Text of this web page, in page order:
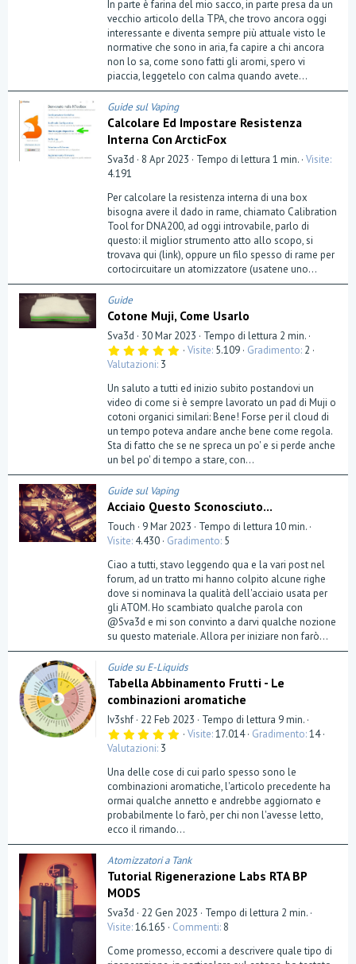
s
t
e
l
l
a
(
e
)
In parte è farina del mio sacco, in parte presa da un
vecchio articolo della TPA, che trovo ancora oggi
interessante e diventa sempre più attuale visto le
normative che sono in aria, fa capire a chi ancora
non lo sa, come sono fatti gli aromi, spero vi
piaccia, leggetelo con calma quando avete...
Guide sul Vaping
Calcolare Ed Impostare Resistenza
Interna Con ArcticFox
Sva3d 8 Apr 2023 Tempo di lettura 1 min. Visite
4.191
Per calcolare la resistenza interna di una box
bisogna avere il dado in rame, chiamato Calibration
Tool for DNA200, ad oggi introvabile, parlo di
questo: il miglior strumento atto allo scopo, si
trovava qui (link), oppure un filo spesso di rame per
cortocircuitare un atomizzatore (usatene uno...
Guide
Cotone Muji, Come Usarlo
Sva3d 30 Mar 2023
Tempo di lettura 2 min.
5
s
e
l
l
a
(
e
)
Visite 5.109 Gradimento 2
Valutazioni 3
Un saluto a tutti ed inizio subito postandovi un
video di come si è sempre lavorato un pad di Muji o
cotoni organici similari: Bene! Forse per il cloud di
un tempo poteva andare anche bene come regola.
Sta di fatto che se ne spreca un po' e si perde anche
un bel po' di tempo a stare, con...
Guide sul Vaping
Acciaio Questo Sconosciuto...
Touch 9 Mar 2023
Tempo di lettura 10 min.
Visite 4.430 Gradimento 5
Ciao a tutti, stavo leggendo qua e la vari post nel
forum, ad un tratto mi hanno colpito alcune righe
dove si nominava la qualità dell'acciaio usata per
gli ATOM. Ho scambiato qualche parola con
@Sva3d e mi son convinto a darvi qualche nozione
su questo materiale. Allora per iniziare non farò...
Guide su E-Liquids
Tabella Abbinamento Frutti - Le
combinazioni aromatiche
Iv3shf 22 Feb 2023
Tempo di lettura 9 min.
5
0
s
t
e
l
l
(
e
)
Visite 17.014 Gradimento 14
Valutazioni 3
Una delle cose di cui parlo spesso sono le
combinazioni aromatiche, l'articolo precedente ha
ormai qualche annetto e andrebbe aggiornato e
probabilmente lo farò, per chi non l'avesse letto,
ecco il rimando...
Atomizzatori a Tank
Tutorial Rigenerazione Labs RTA BP
MODS
Sva3d 22 Gen 2023
Tempo di lettura 2 min.
Visite 16.165 Commenti 8
Come promesso, eccomi a descrivere quale tipo di